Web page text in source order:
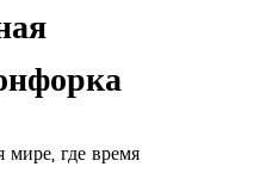
где время